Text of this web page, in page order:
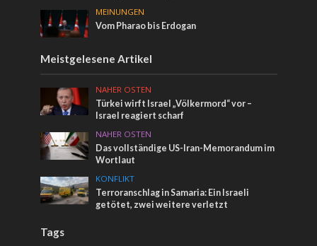
MEINUNGEN
Vom Pharao bis Erdogan
Meistgelesene Artikel
NAHER OSTEN
Türkei wirft Israel „Völkermord“ vor –
Israel reagiert scharf
NAHER OSTEN
Das vollständige US-Iran-Memorandum im
Wortlaut
KONFLIKT
Terroranschlag in Samaria: Ein Israeli
getötet, zwei weitere verletzt
Tags